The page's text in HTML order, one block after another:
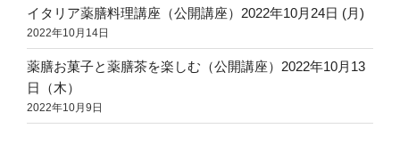
イタリア薬膳料理講座（公開講座）2022年10月24日 (月)
2022年10月14日
薬膳お菓子と薬膳茶を楽しむ（公開講座）2022年10月13
日（木）
2022年10月9日